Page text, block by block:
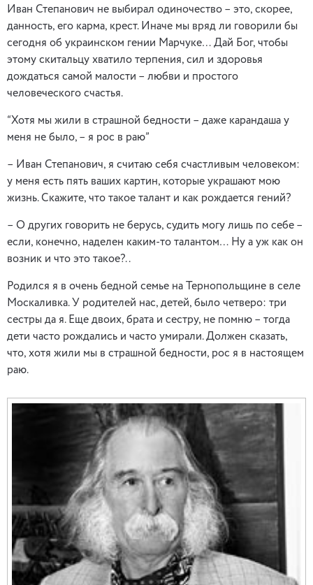
Иван Степанович не выбирал одиночество – это, скорее,
данность, его карма, крест. Иначе мы вряд ли говорили бы
сегодня об украинском гении Марчуке… Дай Бог, чтобы
этому скитальцу хватило терпения, сил и здоровья
дождаться самой малости – любви и простого
человеческого счастья.
“Хотя мы жили в страшной бедности – даже карандаша у
меня не было, – я рос в раю”
– Иван Степанович, я считаю себя счастливым человеком:
у меня есть пять ваших картин, которые украшают мою
жизнь. Скажите, что такое талант и как рождается гений?
– О других говорить не берусь, судить могу лишь по себе –
если, конечно, наделен каким-то талантом… Ну а уж как он
возник и что это такое?..
Родился я в очень бедной семье на Тернопольщине в селе
Москаливка. У родителей нас, детей, было четверо: три
сестры да я. Еще двоих, брата и сестру, не помню – тогда
дети часто рождались и часто умирали. Должен сказать,
что, хотя жили мы в страшной бедности, рос я в настоящем
раю.